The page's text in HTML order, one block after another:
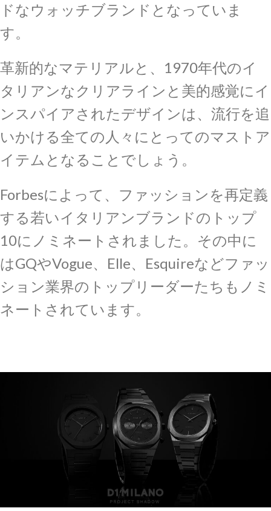
ドなウォッチブランドとなっていま
す。
革新的なマテリアルと、1970年代のイ
タリアンなクリアラインと美的感覚にイ
ンスパイアされたデザインは、流行を追
いかける全ての人々にとってのマストア
イテムとなることでしょう。
Forbesによって、ファッションを再定義
する若いイタリアンブランドのトップ
10にノミネートされました。その中に
はGQやVogue、Elle、Esquireなどファッ
ション業界のトップリーダーたちもノミ
ネートされています。